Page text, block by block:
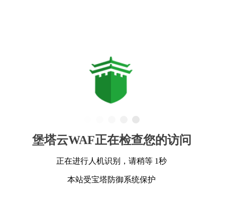
堡塔云WAF正在检查您的访问
正在进行人机识别，请稍等 1秒
本站受宝塔防御系统保护